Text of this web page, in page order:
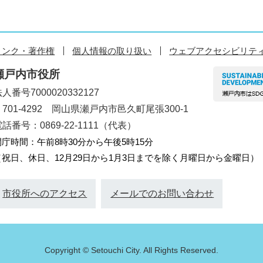
ンク・著作権 個人情報の取り扱い ウェブアクセシビリテ
戸内市役所
人番号7000020332127
701-4292 岡山県瀬戸内市邑久町尾張300-1
話番号：0869-22-1111（代表）
庁時間：午前8時30分から午後5時15分
祝日、休日、12月29日から1月3日までを除く月曜日から金曜日）
市役所へのアクセス メールでのお問い合わせ
Copyright © Setouchi City. All Rights Reserved.